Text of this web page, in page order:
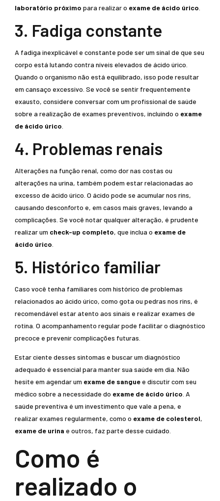
laboratório próximo para realizar o exame de ácido úrico
3. Fadiga constante
A fadiga inexplicável e constante pode ser um sinal de que seu
corpo está lutando contra níveis elevados de ácido úrico.
Quando o organismo não está equilibrado, isso pode resultar
em cansaço excessivo. Se você se sentir frequentemente
exausto, considere conversar com um profissional de saúde
sobre a realização de exames preventivos, incluindo o exame
de ácido úrico
4. Problemas renais
Alterações na função renal, como dor nas costas ou
alterações na urina, também podem estar relacionadas ao
excesso de ácido úrico. O ácido pode se acumular nos rins,
causando desconforto e, em casos mais graves, levando a
complicações. Se você notar qualquer alteração, é prudente
realizar um check-up completo, que inclua o exame de
ácido úrico
5. Histórico familiar
Caso você tenha familiares com histórico de problemas
relacionados ao ácido úrico, como gota ou pedras nos rins, é
recomendável estar atento aos sinais e realizar exames de
rotina. O acompanhamento regular pode facilitar o diagnóstico
precoce e prevenir complicações futuras.
Estar ciente desses sintomas e buscar um diagnóstico
adequado é essencial para manter sua saúde em dia. Não
hesite em agendar um exame de sangue e discutir com seu
médico sobre a necessidade do exame de ácido úrico . A
saúde preventiva é um investimento que vale a pena, e
realizar exames regularmente, como o exame de colesterol,
exame de urina e outros, faz parte desse cuidado.
Como é
realizado o